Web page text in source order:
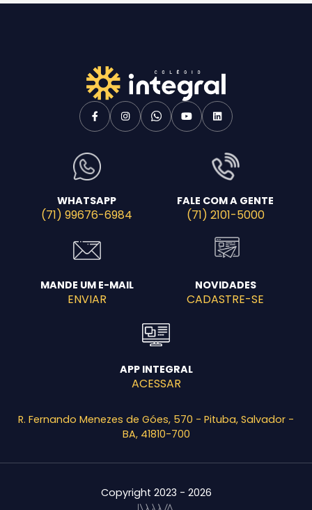
WHATSAPP
(71) 99676-6984
FALE COM A GENTE
(71) 2101-5000
MANDE UM E-MAIL
ENVIAR
NOVIDADES
CADASTRE-SE
APP INTEGRAL
ACESSAR
R. Fernando Menezes de Góes, 570 - Pituba, Salvador -
BA, 41810-700
Copyright 2023 - 2026